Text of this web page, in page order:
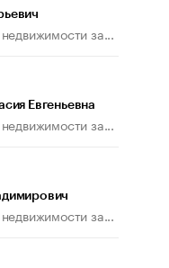
за...
Евгеньевна
за...
за...